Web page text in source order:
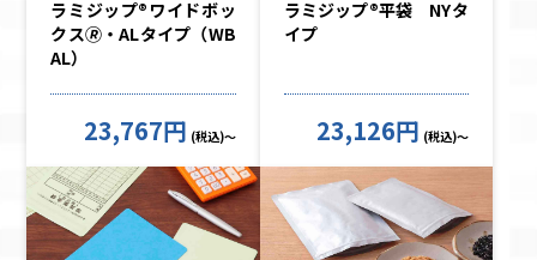
ラミジップ®ワイドボッ
クス🄬・ALタイプ（WB
AL）
23,767円 (税込)～
ラミジップ®平袋 NYタ
イプ
23,126円 (税込)～